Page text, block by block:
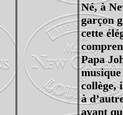
Né, à
garçon
cette
Papa
collège,
à
avant